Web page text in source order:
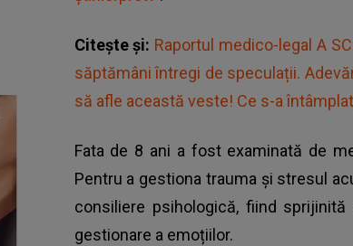
Citește și: Raportul medico-legal A
săptămâni întregi de speculații.
să afle această veste! Ce s-a
Fata de 8 ani a fost examinată de
Pentru a gestiona trauma și stresul
consiliere psihologică, fiind
gestionare a emoțiilor.